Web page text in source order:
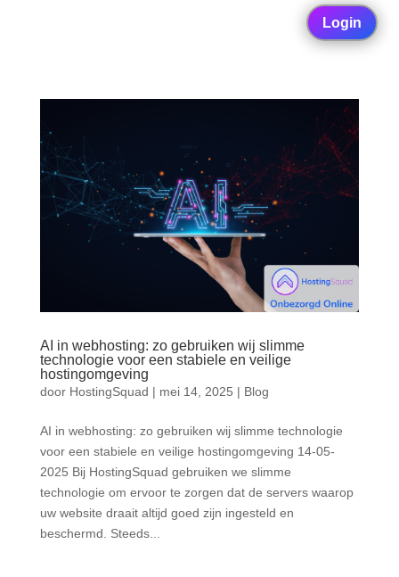
Login
AI in webhosting: zo gebruiken wij slimme
technologie voor een stabiele en veilige
hostingomgeving
door HostingSquad | mei 14, 2025 | Blog
AI in webhosting: zo gebruiken wij slimme technologie
voor een stabiele en veilige hostingomgeving 14-05-
2025 Bij HostingSquad gebruiken we slimme
technologie om ervoor te zorgen dat de servers waarop
uw website draait altijd goed zijn ingesteld en
beschermd. Steeds...